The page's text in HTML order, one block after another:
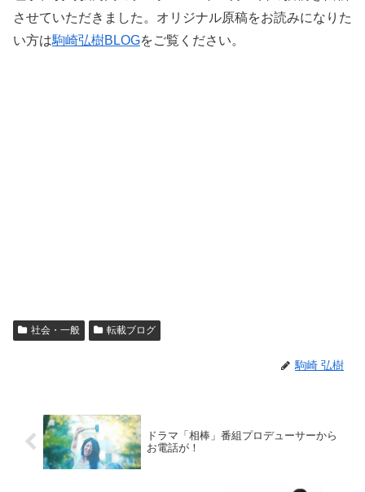
させていただきました。オリジナル原稿をお読みになりた
い方は駒崎弘樹BLOGをご覧ください。
社会・一般 転載ブログ
駒崎 弘樹
ドラマ「相棒」番組プロデューサーから
お電話が！